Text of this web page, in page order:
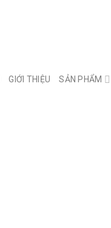
GIỚI THIỆU SẢN PHẨM